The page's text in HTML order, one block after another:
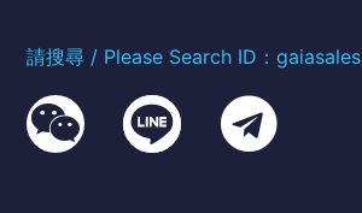
請搜尋 / Please Search ID：gaiasales